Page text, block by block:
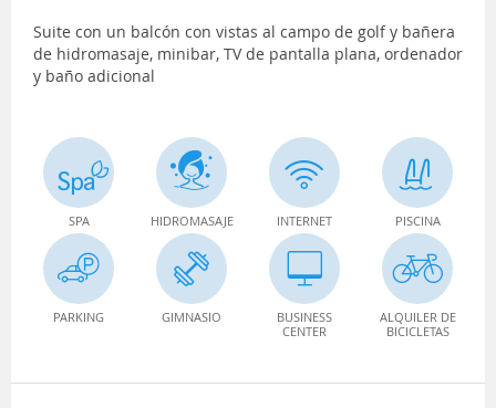
Suite con un balcón con vistas al campo de golf y bañera
de hidromasaje, minibar, TV de pantalla plana, ordenador
y baño adicional
SPA HIDROMASAJE INTERNET PISCINA
PARKING GIMNASIO
BUSINESS
CENTER
ALQUILER DE
BICICLETAS